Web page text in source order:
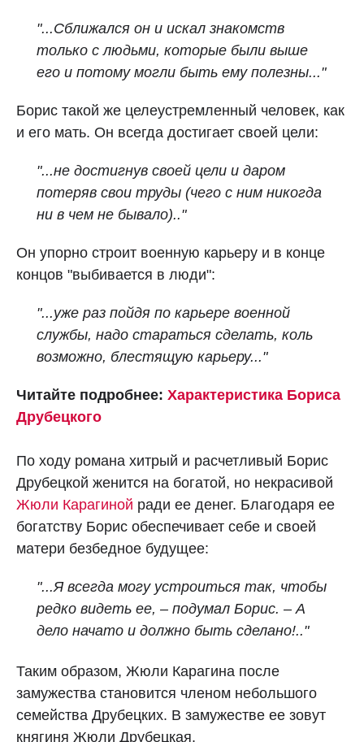
"...Сближался он и искал знакомств
только с людьми, которые были выше
его и потому могли быть ему полезны..."
Борис такой же целеустремленный человек, как
и его мать. Он всегда достигает своей цели:
"...не достигнув своей цели и даром
потеряв свои труды (чего с ним никогда
ни в чем не бывало).."
Он упopно строит военную карьеру и в конце
концов "выбивается в люди":
"...уже раз пойдя по карьере военной
службы, надо стараться сделать, коль
возможно, блестящую карьеру..."
Читайте подробнее: Характеристика Бориса
Друбецкого
По ходу романа хитрый и расчетливый Борис
Друбецкой женится на богатой, но некрасивой
Жюли Карагиной ради ее денег. Благодаря ее
богатству Борис обеспечивает себе и своей
матери безбедное будущее:
"...Я всегда могу устроиться так, чтобы
редко видеть ее, – подумал Борис. – А
дело начато и должно быть сделано!.."
Таким образом, Жюли Карагина после
замужества становится членом небольшого
семейства Друбецких. В замужестве ее зовут
княгиня Жюли Друбецкая.